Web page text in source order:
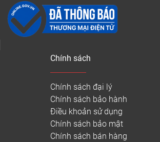
Chính sách
Chính sách đại lý
Chính sách bảo hành
Điều khoản sử dụng
Chính sách bảo mật
Chính sách bán hàng